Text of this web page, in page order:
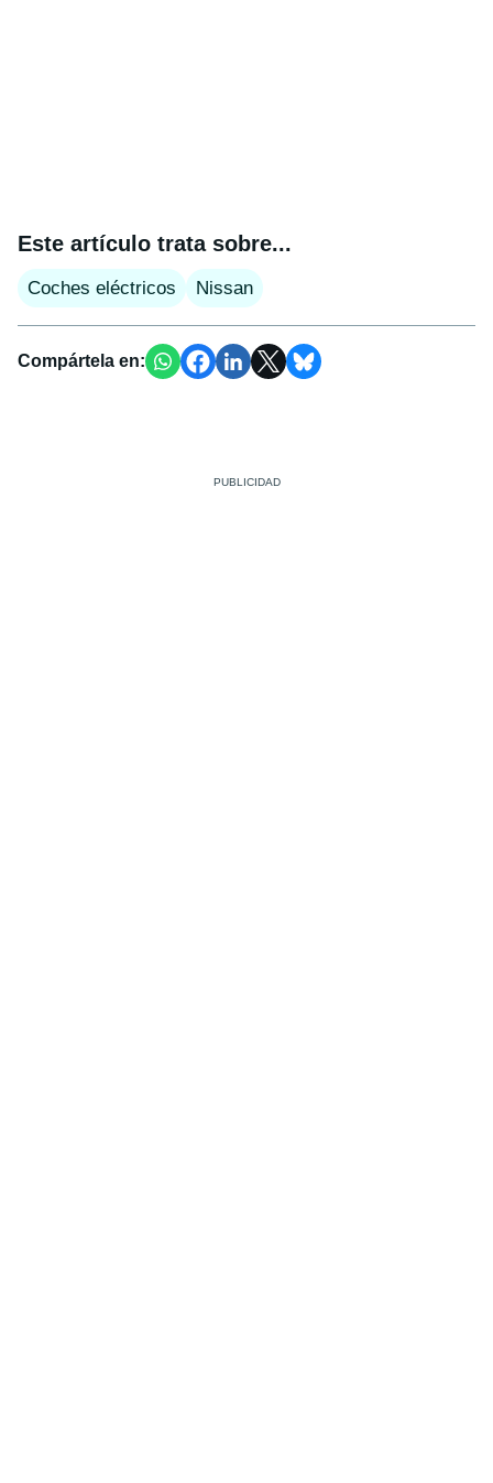
Este artículo trata sobre...
Coches eléctricos Nissan
Compártela en: